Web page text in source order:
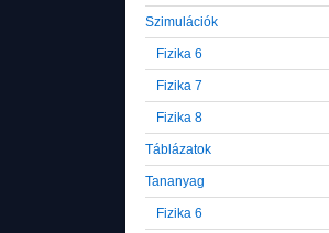
Szimulációk
Fizika 6
Fizika 7
Fizika 8
Táblázatok
Tananyag
Fizika 6